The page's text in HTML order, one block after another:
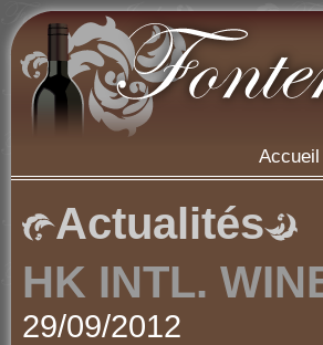
Accueil
Actualités
HK INTL.
29/09/2012